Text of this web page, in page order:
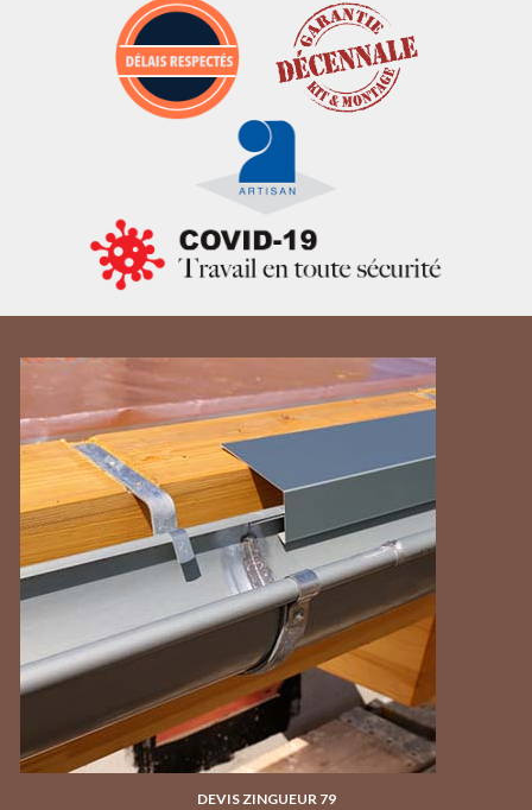
DEVIS ZINGUEUR 79